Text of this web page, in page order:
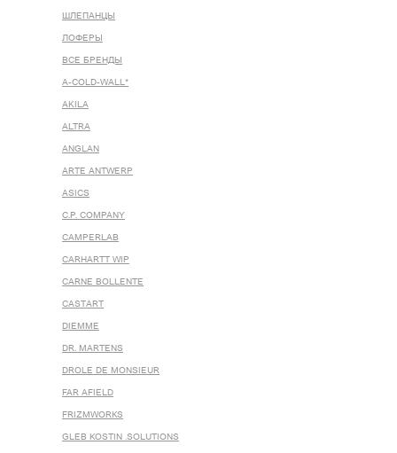
ШЛЕПАНЦЫ
ЛОФЕРЫ
ВСЕ БРЕНДЫ
A-COLD-WALL*
AKILA
ALTRA
ANGLAN
ARTE ANTWERP
ASICS
C.P. COMPANY
CAMPERLAB
CARHARTT WIP
CARNE BOLLENTE
CASTART
DIEMME
DR. MARTENS
DROLE DE MONSIEUR
FAR AFIELD
FRIZMWORKS
GLEB KOSTIN .SOLUTIONS